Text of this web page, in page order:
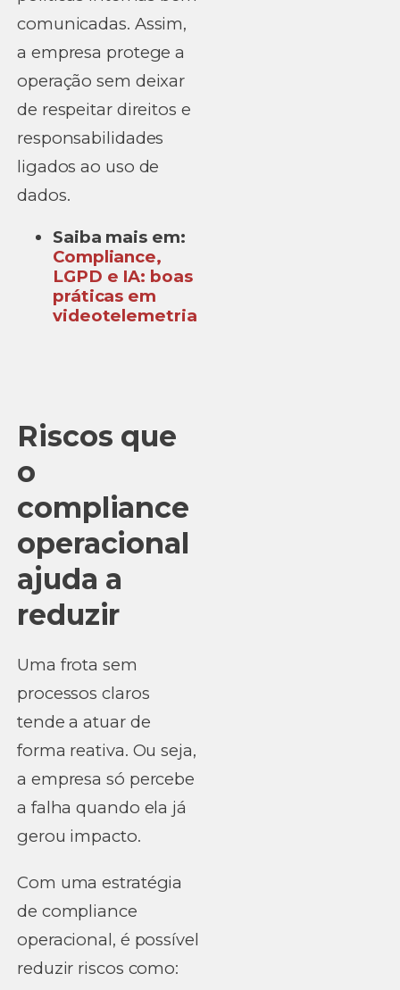
comunicadas. Assim,
a empresa protege a
operação sem deixar
de respeitar direitos e
responsabilidades
ligados ao uso de
dados.
Saiba mais em:
Compliance,
LGPD e IA: boas
práticas em
videotelemetria
Riscos que
o
compliance
operacional
ajuda a
reduzir
Uma frota sem
processos claros
tende a atuar de
forma reativa. Ou seja,
a empresa só percebe
a falha quando ela já
gerou impacto.
Com uma estratégia
de compliance
operacional, é possível
reduzir riscos como: